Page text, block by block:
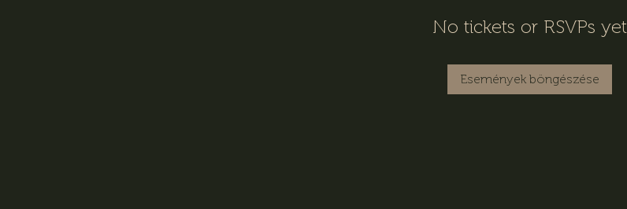
No tickets or RSVPs yet
Események böngészése